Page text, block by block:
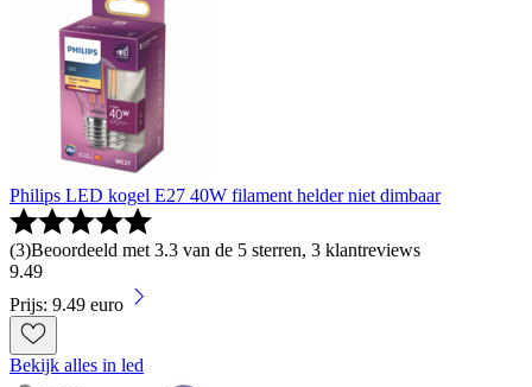
Philips LED kogel E27 40W filament helder niet dimbaar
(3)Beoordeeld met 3.3 van de 5 sterren, 3 klantreviews
9.49
Prijs: 9.49 euro
Bekijk alles in led